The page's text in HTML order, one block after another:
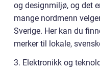
og designmiljø, og det
mange nordmenn
Sverige. Her kan du
merker til lokale,
3. Elektronikk og